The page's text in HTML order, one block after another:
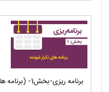
برنامه ریزی-بخش1- (برنامه های تکرار شونده)